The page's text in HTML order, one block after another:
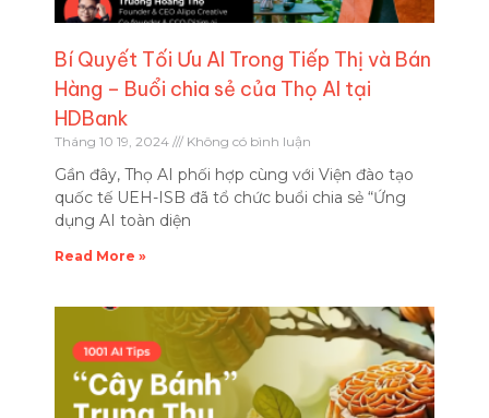
Bí Quyết Tối Ưu AI Trong Tiếp Thị và Bán
Hàng – Buổi chia sẻ của Thọ AI tại
HDBank
Tháng 10 19, 2024 Không có bình luận
Gần đây, Thọ AI phối hợp cùng với Viện đào tạo
quốc tế UEH-ISB đã tổ chức buổi chia sẻ “Ứng
dụng AI toàn diện
Read More »